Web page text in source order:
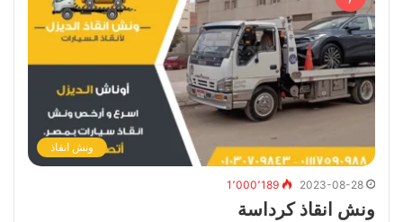
ونش انقاذ
2023-08-28 1٬000٬189
ونش انقاذ كرداسة